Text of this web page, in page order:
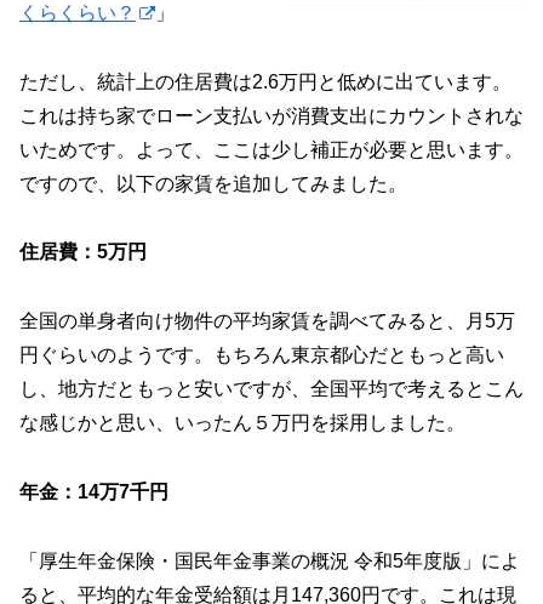
くらくらい？
」
ただし、統計上の住居費は2.6万円と低めに出ています。
これは持ち家でローン支払いが消費支出にカウントされな
いためです。よって、ここは少し補正が必要と思います。
ですので、以下の家賃を追加してみました。
住居費：5万円
全国の単身者向け物件の平均家賃を調べてみると、月5万
円ぐらいのようです。もちろん東京都心だともっと高い
し、地方だともっと安いですが、全国平均で考えるとこん
な感じかと思い、いったん５万円を採用しました。
年金：14万7千円
「厚生年金保険・国民年金事業の概況 令和5年度版」によ
ると、平均的な年金受給額は月147,360円です。これは現